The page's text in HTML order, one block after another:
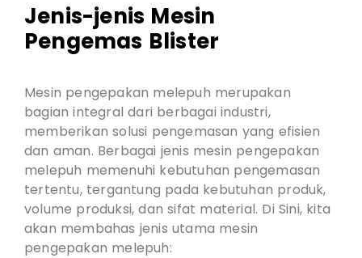
Jenis-jenis Mesin
Pengemas Blister
Mesin pengepakan melepuh merupakan
bagian integral dari berbagai industri,
memberikan solusi pengemasan yang efisien
dan aman. Berbagai jenis mesin pengepakan
melepuh memenuhi kebutuhan pengemasan
tertentu, tergantung pada kebutuhan produk,
volume produksi, dan sifat material. Di Sini, kita
akan membahas jenis utama mesin
pengepakan melepuh: